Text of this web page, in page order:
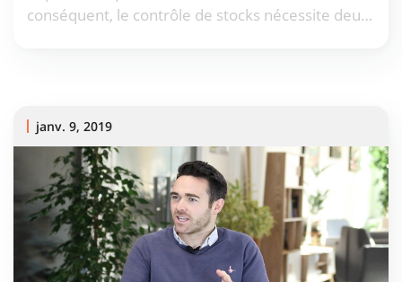
conséquent, le contrôle de stocks nécessite deux
janv. 9, 2019